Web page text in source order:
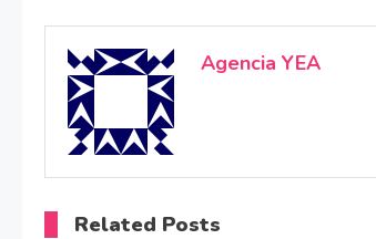
Agencia YEA
Related Posts